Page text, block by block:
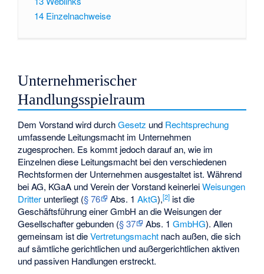
14 Einzelnachweise
Unternehmerischer
Handlungsspielraum
Dem Vorstand wird durchGesetz und Rechtsprechung
umfassende Leitungsmacht im Unternehmen
zugesprochen. Es kommt jedoch darauf an, wie im
Einzelnen diese Leitungsmacht bei den verschiedenen
Rechtsformen der Unternehmen ausgestaltet ist. Während
bei AG, KGaA und Verein der Vorstand keinerleiWeisungen
Dritter unterliegt (§ 76 Abs. 1AktG),[2] ist die
Geschäftsführung einer GmbH an die Weisungen der
Gesellschafter gebunden (§ 37 Abs. 1GmbHG). Allen
gemeinsam ist dieVertretungsmacht nach außen, die sich
auf sämtliche gerichtlichen und außergerichtlichen aktiven
und passiven Handlungen erstreckt.